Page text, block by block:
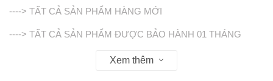
----> TẤT CẢ SẢN PHẨM HÀNG MỚI
----> TẤT CẢ SẢN PHẨM ĐƯỢC BẢO HÀNH 01 THÁNG
-----> VỎ ( COVER ) KHÔNG BẢO HÀNH
Xem thêm